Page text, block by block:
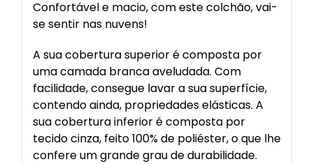
Confortável e macio, com este colchão, vai-
se sentir nas nuvens!
A sua cobertura superior é composta por
uma camada branca aveludada. Com
facilidade, consegue lavar a sua superfície,
contendo ainda, propriedades elásticas. A
sua cobertura inferior é composta por
tecido cinza, feito 100% de poliéster, o que lhe
confere um grande grau de durabilidade.